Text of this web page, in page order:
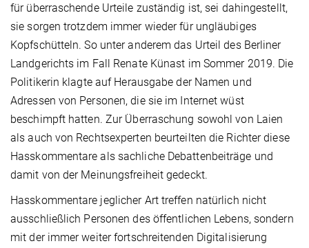
für überraschende Urteile zuständig ist, sei dahingestellt,
sie sorgen trotzdem immer wieder für ungläubiges
Kopfschütteln. So unter anderem das Urteil des Berliner
Landgerichts im Fall Renate Künast im Sommer 2019. Die
Politikerin klagte auf Herausgabe der Namen und
Adressen von Personen, die sie im Internet wüst
beschimpft hatten. Zur Überraschung sowohl von Laien
als auch von Rechtsexperten beurteilten die Richter diese
Hasskommentare als sachliche Debattenbeiträge und
damit von der Meinungsfreiheit gedeckt.
Hasskommentare jeglicher Art treffen natürlich nicht
ausschließlich Personen des öffentlichen Lebens, sondern
mit der immer weiter fortschreitenden Digitalisierung